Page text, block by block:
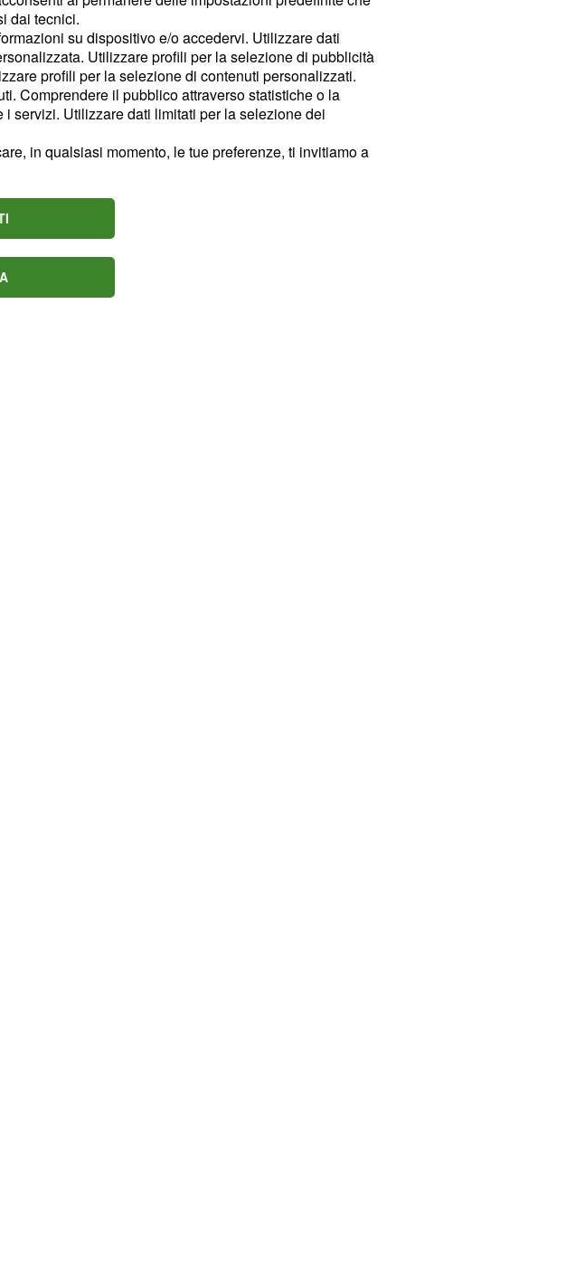
dai tecnici.
su dispositivo e/o accedervi. Utilizzare dati
Utilizzare profili per la selezione di pubblicità
profili per la selezione di contenuti personalizzati.
Comprendere il pubblico attraverso statistiche o la
servizi. Utilizzare dati limitati per la selezione dei
in qualsiasi momento, le tue preferenze, ti invitiamo a